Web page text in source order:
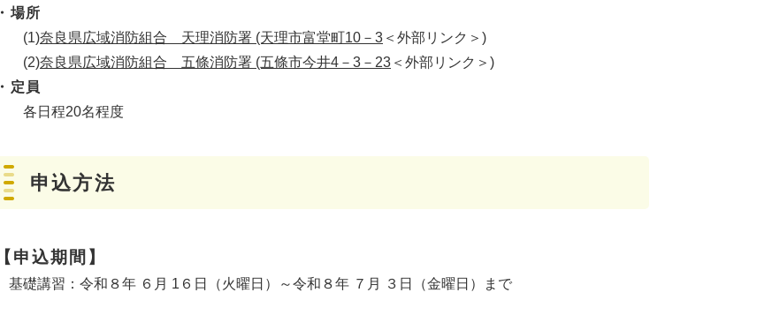
・場所
(1)奈良県広域消防組合 天理消防署 (天理市富堂町10－3 ＜外部リンク＞ )
(2)奈良県広域消防組合 五條消防署 (五條市今井4－3－23 ＜外部リンク＞ )
・定員
各日程20名程度
申込方法
【申込期間】
基礎講習：令和８年 ６月 1６日（火曜日）～令和８年 ７月 ３日（金曜日）まで